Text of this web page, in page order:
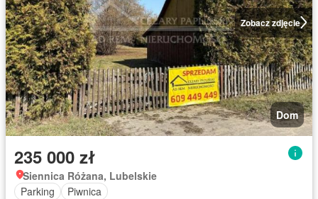
Zobacz zdjęcie
Dom
235 000 zł
Siennica Różana, Lubelskie
Parking
Piwnica